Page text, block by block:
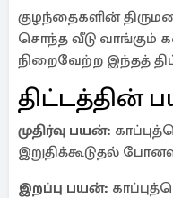
குழந்தைகளின்
சொந்த வீடு வாங்கும்
நிறைவேற்ற இந்தத்
திட்டத்தின்
முதிர்வு பயன்:
இறுதிக்கூடுதல்
இறப்பு பயன்: